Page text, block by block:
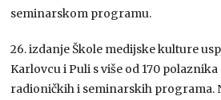
seminarskom programu.
26. izdanje Škole medijske kulture
Karlovcu i Puli s više od 170 polaznika
radioničkih i seminarskih programa.